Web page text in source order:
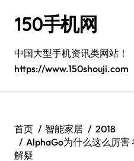
150手机网
中国大型手机资讯类网站！
https://www.150shouji.com
首页 智能家居
2018
AlphaGo为什么这么厉害
解疑